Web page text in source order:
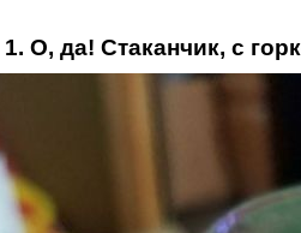
1. О, да! Стаканчик, с